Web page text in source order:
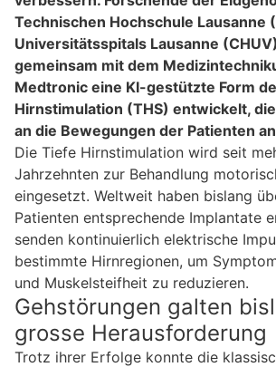
Technischen Hochschule Lausanne
Universitätsspitals Lausanne
gemeinsam mit dem
Medtronic eine KI-gestützte Form
Hirnstimulation (THS) entwickelt,
an die Bewegungen der Patienten
Die Tiefe Hirnstimulation wird seit
Jahrzehnten zur Behandlung
eingesetzt. Weltweit haben bislang
Patienten entsprechende Implantate
senden kontinuierlich elektrische
bestimmte Hirnregionen, um
und Muskelsteifheit zu reduzieren.
Gehstörungen galten
grosse Herausforderung
Trotz ihrer Erfolge konnte die